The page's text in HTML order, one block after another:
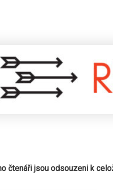
jsou odsouzeni k